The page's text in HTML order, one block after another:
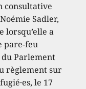
consultative
Sadler,
lorsqu’elle a
pare-feu
Parlement
règlement sur
le 17